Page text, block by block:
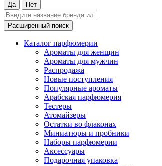
Да Нет
Расширенный поиск
Каталог парфюмерии
Ароматы для женщин
Ароматы для мужчин
Распродажа
Новые поступления
Популярные ароматы
Арабская парфюмерия
Тестеры
Атомайзеры
Остатки во флаконах
Миниатюры и пробники
Наборы парфюмерии
Аксессуары
Подарочная упаковка